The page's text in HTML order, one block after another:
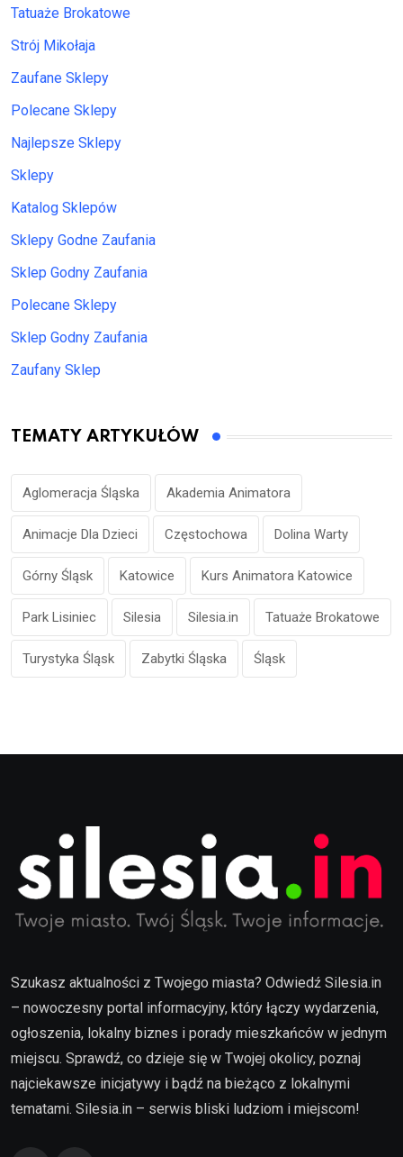
Tatuaże Brokatowe
Strój Mikołaja
Zaufane Sklepy
Polecane Sklepy
Najlepsze Sklepy
Sklepy
Katalog Sklepów
Sklepy Godne Zaufania
Sklep Godny Zaufania
Polecane Sklepy
Sklep Godny Zaufania
Zaufany Sklep
TEMATY ARTYKUŁÓW
Aglomeracja Śląska Akademia Animatora
Animacje Dla Dzieci Częstochowa Dolina Warty
Górny Śląsk Katowice Kurs Animatora Katowice
Park Lisiniec Silesia Silesia.in Tatuaże Brokatowe
Turystyka Śląsk Zabytki Śląska Śląsk
Szukasz aktualności z Twojego miasta? Odwiedź Silesia.in
– nowoczesny portal informacyjny, który łączy wydarzenia,
ogłoszenia, lokalny biznes i porady mieszkańców w jednym
miejscu. Sprawdź, co dzieje się w Twojej okolicy, poznaj
najciekawsze inicjatywy i bądź na bieżąco z lokalnymi
tematami. Silesia.in – serwis bliski ludziom i miejscom!